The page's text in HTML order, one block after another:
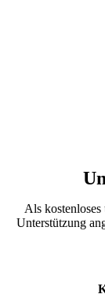
Als
Unterstützung